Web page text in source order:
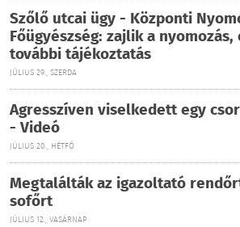
Szőlő utcai ügy - Központi
Főügyészség: zajlik a
további tájékoztatás
JÚLIUS 29., SZERDA
Agresszíven viselkedett egy
- Videó
JÚLIUS 20., HÉTFŐ
Megtalálták az igazoltató
sofőrt
JÚLIUS 12., VASÁRNAP